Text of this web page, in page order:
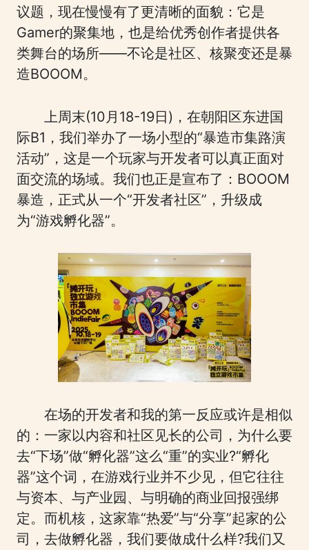
议题，现在慢慢有了更清晰的面貌：它是
Gamer的聚集地，也是给优秀创作者提供各
类舞台的场所——不论是社区、核聚变还是暴
造BOOOM。
上周末(10月18-19日)，在朝阳区东进国
际B1，我们举办了一场小型的“暴造市集路演
活动”，这是一个玩家与开发者可以真正面对
面交流的场域。我们也正是宣布了：BOOOM
暴造，正式从一个“开发者社区”，升级成
为“游戏孵化器”。
在场的开发者和我的第一反应或许是相似
的：一家以内容和社区见长的公司，为什么要
去“下场”做“孵化器”这么“重”的实业?“孵化
器”这个词，在游戏行业并不少见，但它往往
与资本、与产业园、与明确的商业回报强绑
定。而机核，这家靠“热爱”与“分享”起家的公
司，去做孵化器，我们要做成什么样?我们又